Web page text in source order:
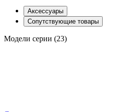
Аксессуары
Сопутствующие товары
Модели серии (23)